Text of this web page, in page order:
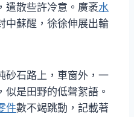
遣散些許冷意。廣袤水
中蘇醒，徐徐伸展出輪
砂石路上，車窗外，一
似是田野的低聲絮語。
件數不竭跳動，記載著